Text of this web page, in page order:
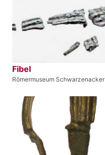
Fibel
Römermuseum Schwarzenacker